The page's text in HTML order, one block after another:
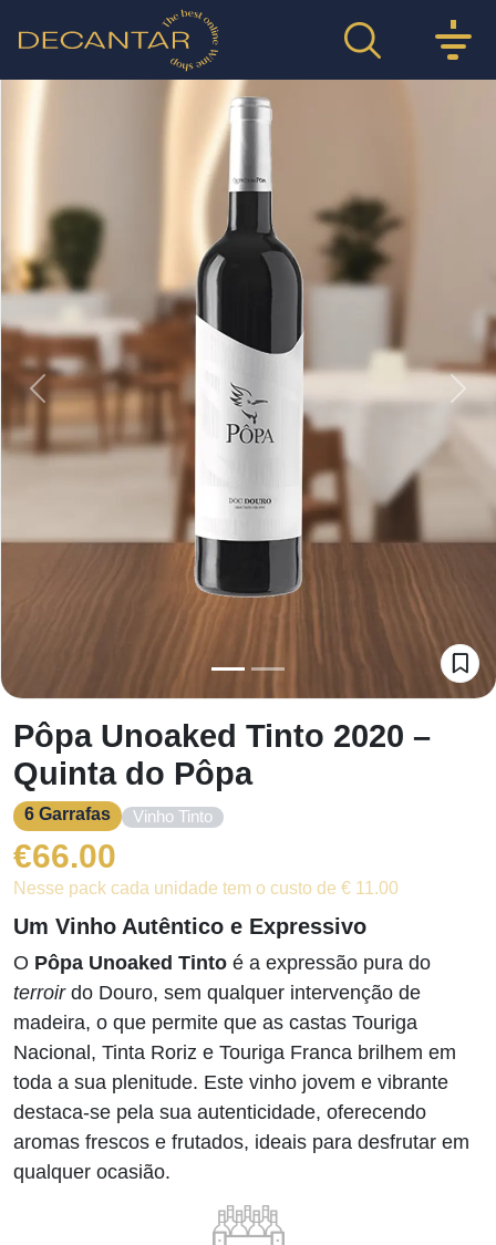
Previous
Pôpa Unoaked Tinto 2020 –
Quinta do Pôpa
6 Garrafas Vinho Tinto
€66.00
Nesse pack cada unidade tem o custo de € 11.00
Um Vinho Autêntico e Expressivo
O Pôpa Unoaked Tinto é a expressão pura do
terroirdo Douro, sem qualquer intervenção de
madeira, o que permite que as castas Touriga
Nacional, Tinta Roriz e Touriga Franca brilhem em
toda a sua plenitude. Este vinho jovem e vibrante
destaca-se pela sua autenticidade, oferecendo
aromas frescos e frutados, ideais para desfrutar em
qualquer ocasião.